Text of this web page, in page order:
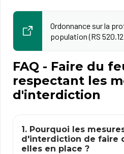
Ordonnance sur la
population (RS
FAQ - Faire du
respectant les
d'interdiction
1. Pourquoi les
d'interdiction de faire
elles en place ?